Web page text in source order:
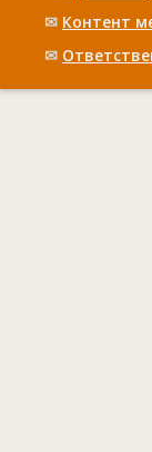
✉ Контент
✉